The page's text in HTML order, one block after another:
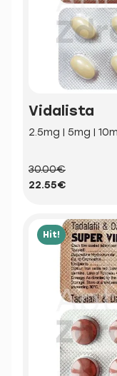
Vidalista
2.5mg | 5mg |
30.00€
22.55€
Hit!